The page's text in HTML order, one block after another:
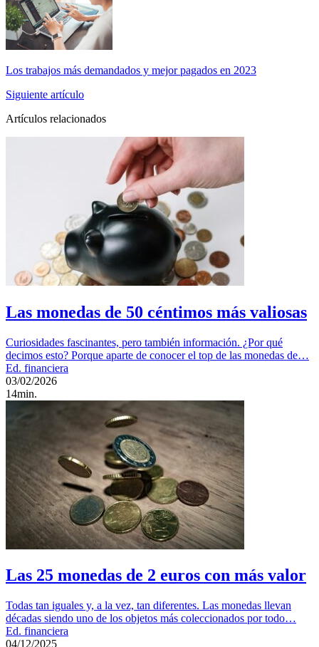
Los trabajos más demandados y mejor pagados en 2023
Siguiente artículo
Artículos relacionados
Las monedas de 50 céntimos más valiosas
Curiosidades fascinantes, pero también información. ¿Por qué
decimos esto? Porque aparte de conocer el top de las monedas de…
Ed. financiera
03/02/2026
14min.
Las 25 monedas de 2 euros con más valor
Todas tan iguales y, a la vez, tan diferentes. Las monedas llevan
décadas siendo uno de los objetos más coleccionados por todo…
Ed. financiera
04/12/2025